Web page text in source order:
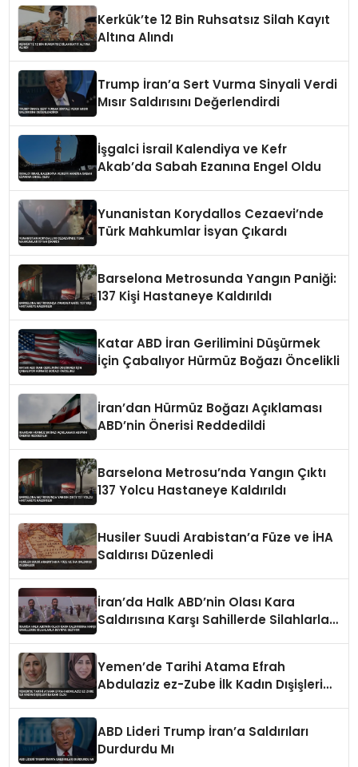
Kerkük’te 12 Bin Ruhsatsız Silah Kayıt
Altına Alındı
Trump İran’a Sert Vurma Sinyali Verdi
Mısır Saldırısını Değerlendirdi
İşgalci İsrail Kalendiya ve Kefr
Akab’da Sabah Ezanına Engel Oldu
Yunanistan Korydallos Cezaevi’nde
Türk Mahkumlar İsyan Çıkardı
Barselona Metrosunda Yangın Paniği:
137 Kişi Hastaneye Kaldırıldı
Katar ABD İran Gerilimini Düşürmek
İçin Çabalıyor Hürmüz Boğazı Öncelikli
İran’dan Hürmüz Boğazı Açıklaması
ABD’nin Önerisi Reddedildi
Barselona Metrosu’nda Yangın Çıktı
137 Yolcu Hastaneye Kaldırıldı
Husiler Suudi Arabistan’a Füze ve İHA
Saldırısı Düzenledi
İran’da Halk ABD’nin Olası Kara
Saldırısına Karşı Sahillerde Silahlarla
Yemen’de Tarihi Atama Efrah
Abdulaziz ez-Zube İlk Kadın Dışişleri
ABD Lideri Trump İran’a Saldırıları
Durdurdu Mı